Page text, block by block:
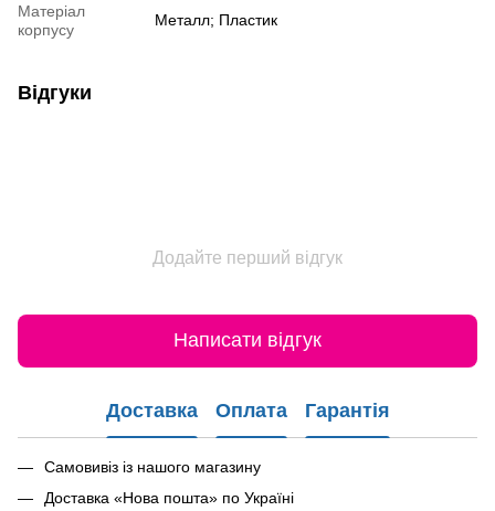
Матеріал
корпусу
Металл; Пластик
Відгуки
Додайте перший відгук
Написати відгук
Доставка Оплата Гарантія
Самовивіз із нашого магазину
Доставка «Нова пошта» по Україні